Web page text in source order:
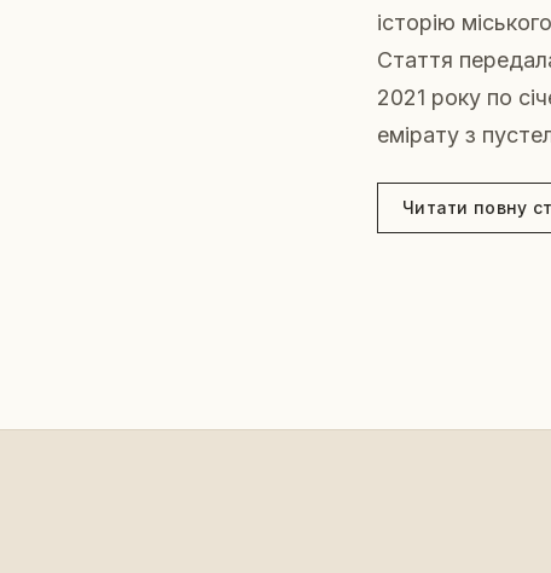
історію
Стаття
2021 року по
емірату з
Читати повну